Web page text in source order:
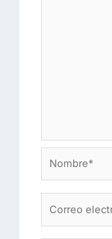
electrónico*